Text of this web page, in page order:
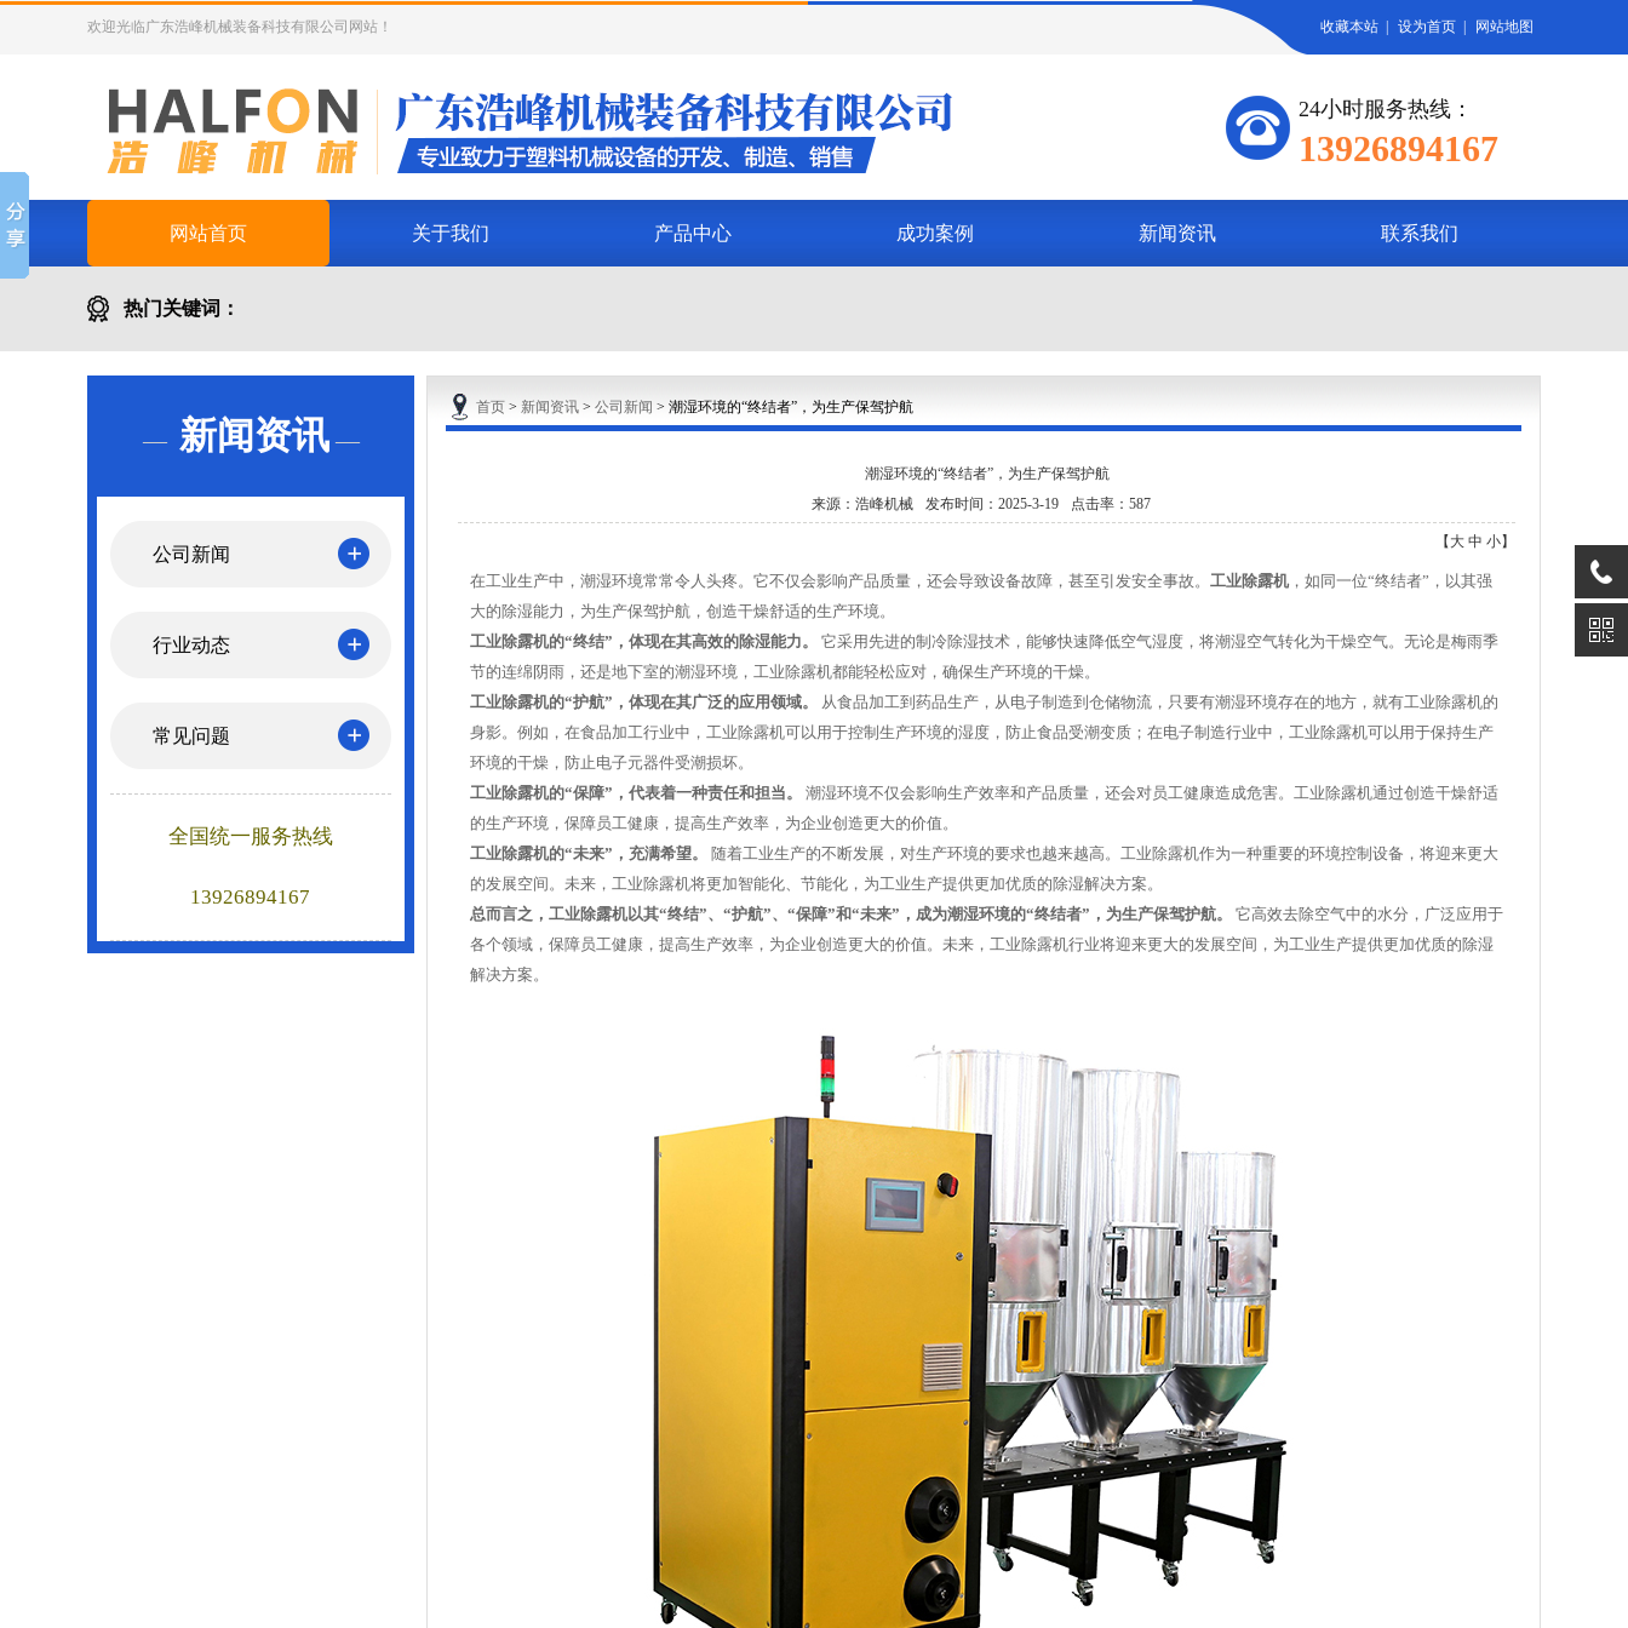
欢迎光临广东浩峰机械装备科技有限公司网站！ 收藏本站 设为首页 网站地图
24小时服务热线：
13926894167
网站首页 关于我们 产品中心 成功案例 新闻资讯 联系我们
热门关键词：
— 新闻资讯—
公司新闻
行业动态
常见问题
全国统一服务热线
13926894167
首页 > 新闻资讯 > 公司新闻 > 潮湿环境的“终结者”，为生产保驾护航
潮湿环境的“终结者”，为生产保驾护航
来源：浩峰机械
发布时间：2025-3-19 点击率：587
【 大 中 小】
在工业生产中，潮湿环境常常令人头疼。它不仅会影响产品质量，还会导致设备故障，甚至引发安全事故。 工业除露机，如同一位“终结者”，以其强
大的除湿能力，为生产保驾护航，创造干燥舒适的生产环境。
工业除露机的“终结”，体现在其高效的除湿能力。
它采用先进的制冷除湿技术，能够快速降低空气湿度，将潮湿空气转化为干燥空气。无论是梅雨季
节的连绵阴雨，还是地下室的潮湿环境，工业除露机都能轻松应对，确保生产环境的干燥。
工业除露机的“护航”，体现在其广泛的应用领域。
从食品加工到药品生产，从电子制造到仓储物流，只要有潮湿环境存在的地方，就有工业除露机的
身影。例如，在食品加工行业中，工业除露机可以用于控制生产环境的湿度，防止食品受潮变质；在电子制造行业中，工业除露机可以用于保持生产
环境的干燥，防止电子元器件受潮损坏。
工业除露机的“保障”，代表着一种责任和担当。
潮湿环境不仅会影响生产效率和产品质量，还会对员工健康造成危害。工业除露机通过创造干燥舒适
的生产环境，保障员工健康，提高生产效率，为企业创造更大的价值。
工业除露机的“未来”，充满希望。
随着工业生产的不断发展，对生产环境的要求也越来越高。工业除露机作为一种重要的环境控制设备，将迎来更大
的发展空间。未来，工业除露机将更加智能化、节能化，为工业生产提供更加优质的除湿解决方案。
总而言之，工业除露机以其“终结”、“护航”、“保障”和“未来”，成为潮湿环境的“终结者”，为生产保驾护航。
它高效去除空气中的水分，广泛应用于
各个领域，保障员工健康，提高生产效率，为企业创造更大的价值。未来，工业除露机行业将迎来更大的发展空间，为工业生产提供更加优质的除湿
解决方案。